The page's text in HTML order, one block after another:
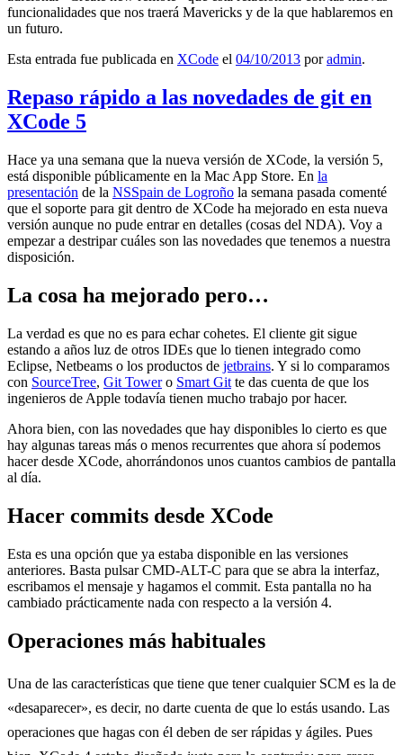
funcionalidades que nos traerá Mavericks y de la que hablaremos en
un futuro.
Esta entrada fue publicada en XCode el 04/10/2013 poradmin.
Repaso rápido a las novedades de git en
XCode 5
Hace ya una semana que la nueva versión de XCode, la versión 5,
está disponible públicamente en la Mac App Store. En la
presentación de la NSSpain de Logroño la semana pasada comenté
que el soporte para git dentro de XCode ha mejorado en esta nueva
versión aunque no pude entrar en detalles (cosas del NDA). Voy a
empezar a destripar cuáles son las novedades que tenemos a nuestra
disposición.
La cosa ha mejorado pero…
La verdad es que no es para echar cohetes. El cliente git sigue
estando a años luz de otros IDEs que lo tienen integrado como
Eclipse, Netbeams o los productos de jetbrains. Y si lo comparamos
con SourceTree, Git Towero Smart Git te das cuenta de que los
ingenieros de Apple todavía tienen mucho trabajo por hacer.
Ahora bien, con las novedades que hay disponibles lo cierto es que
hay algunas tareas más o menos recurrentes que ahora sí podemos
hacer desde XCode, ahorrándonos unos cuantos cambios de pantalla
al día.
Hacer commits desde XCode
Esta es una opción que ya estaba disponible en las versiones
anteriores. Basta pulsar CMD-ALT-C para que se abra la interfaz,
escribamos el mensaje y hagamos el commit. Esta pantalla no ha
cambiado prácticamente nada con respecto a la versión 4.
Operaciones más habituales
Una de las características que tiene que tener cualquier SCM es la de
«desaparecer», es decir, no darte cuenta de que lo estás usando. Las
operaciones que hagas con él deben de ser rápidas y ágiles. Pues